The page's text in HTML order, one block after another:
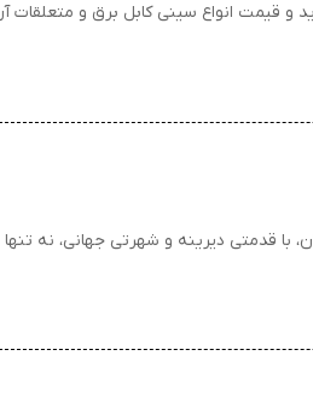
و قیمت انواع سینی کابل برق و متعلقات
با قدمتی دیرینه و شهرتی جهانی، نه تنها